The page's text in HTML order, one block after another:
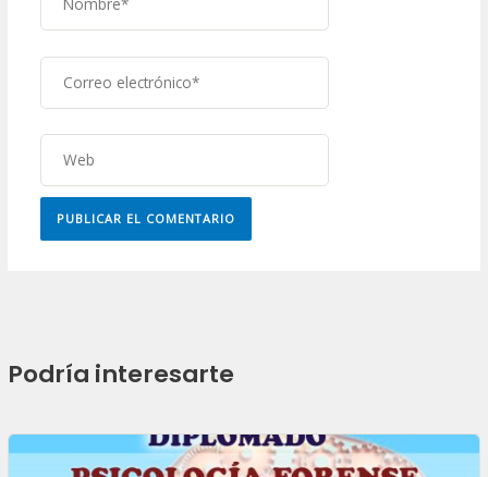
Correo
electrónico*
Podría interesarte